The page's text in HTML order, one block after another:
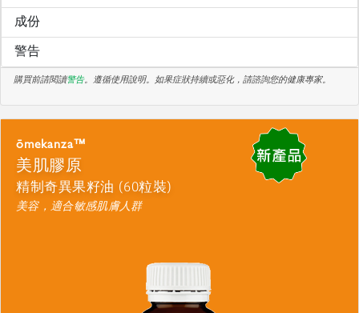
成份
警告
購買前請閱讀警告。遵循使用說明。如果症狀持續或惡化，請諮詢您的健康專家。
ōmekanza™
美肌膠原
精制奇異果籽油 (60粒裝)
美容，適合敏感肌膚人群